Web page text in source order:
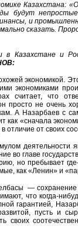
будут
и
сказать.
в Казахстане и
экономикой.
экономиками
считает, что
просто не очень
А Назарбаев с
как «сначала
в отличие от своих
деятельности
во главе
но пребывает
как «Ленин» и
—
что когда-
гарантией,
пусть и
своих